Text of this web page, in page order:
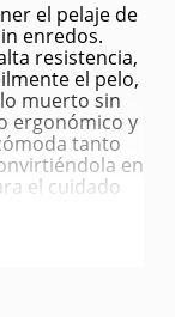
el pelaje de
enredos.
resistencia,
el pelo,
muerto sin
ergonómico y
tanto
en
el cuidado